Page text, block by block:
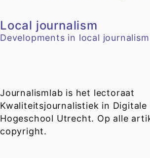
Local journalism
Developments in local journalism
Journalismlab is het lectoraat
Kwaliteitsjournalistiek in Digitale
Hogeschool Utrecht. Op alle
copyright.